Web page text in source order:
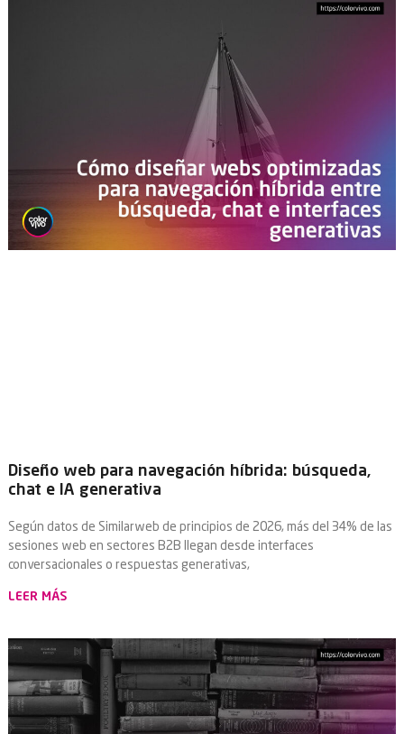
Diseño web para navegación híbrida: búsqueda,
chat e IA generativa
Según datos de Similarweb de principios de 2026, más del 34% de las
sesiones web en sectores B2B llegan desde interfaces
conversacionales o respuestas generativas,
LEER MÁS